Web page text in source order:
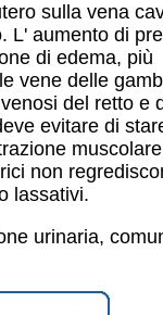
sulla vena
L' aumento di
di edema, più
vene delle
del retto e
evitare di
non
lassativi.
urinaria,